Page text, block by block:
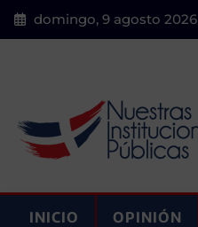
Saltar
al
domingo, 9 agosto 2026
INICIO OPINIÓN